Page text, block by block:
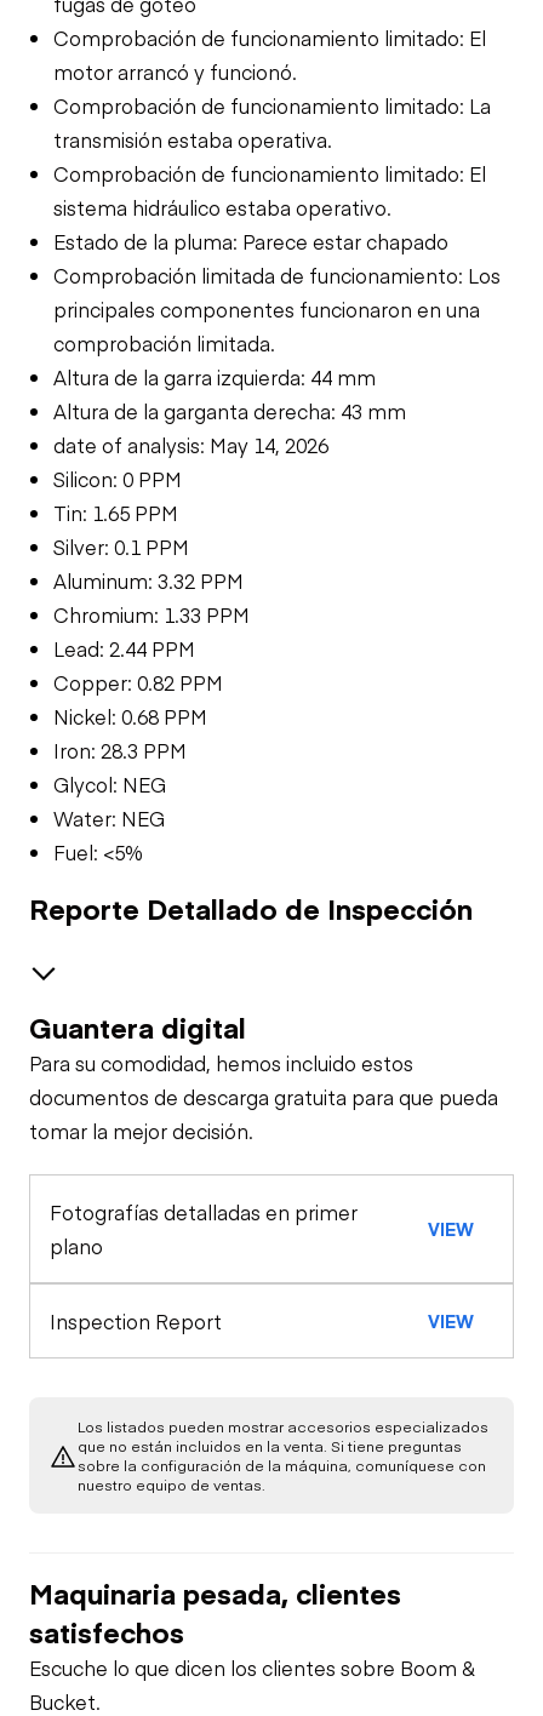
Comprobación de funcionamiento limitado: El
motor arrancó y funcionó.
Comprobación de funcionamiento limitado: La
transmisión estaba operativa.
Comprobación de funcionamiento limitado: El
sistema hidráulico estaba operativo.
Estado de la pluma: Parece estar chapado
Comprobación limitada de funcionamiento: Los
principales componentes funcionaron en una
comprobación limitada.
Altura de la garra izquierda: 44 mm
Altura de la garganta derecha: 43 mm
date of analysis: May 14, 2026
Silicon: 0 PPM
Tin: 1.65 PPM
Silver: 0.1 PPM
Aluminum: 3.32 PPM
Chromium: 1.33 PPM
Lead: 2.44 PPM
Copper: 0.82 PPM
Nickel: 0.68 PPM
Iron: 28.3 PPM
Glycol: NEG
Water: NEG
Fuel: <5%
Reporte Detallado de Inspección
Seguridad
Seguridad
Freno de Balanceo
Análisis de Muestra de Aceite (motor)
Apariencia General
Luces Exteriores
Estación de Control
Aire Acondicionado
Verificación de
Función Limitada
Motor
Compresor de A/C
Fugas de Aceite
Combustible
Fugas del Sistema
de Refrigeración
Tren de Potencia
Función Limitada
Verificación de
Función Limitada
Bajo Chasis
Verificación de
Función Limitada
Guantera digital
Para su comodidad, hemos incluido estos
documentos de descarga gratuita para que pueda
tomar la mejor decisión.
Fotografías detalladas en primer
plano
VIEW
Inspection Report VIEW
Los listados pueden mostrar accesorios especializados
que no están incluidos en la venta. Si tiene preguntas
sobre la configuración de la máquina, comuníquese con
nuestro equipo de ventas.
Maquinaria pesada, clientes
satisfechos
Escuche lo que dicen los clientes sobre Boom &
Bucket.